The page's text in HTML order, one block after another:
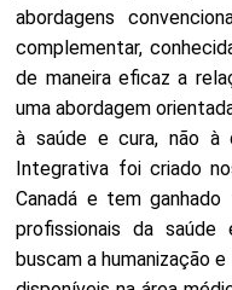
abordagens
complementar,
de maneira eficaz a
uma abordagem
à saúde e cura, não à
Integrativa foi criado
Canadá e tem
profissionais da
buscam a humanização